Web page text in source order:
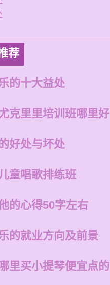
荐
的十大益处
克里里培训班哪里好
好处与坏处
童唱歌排练班
的心得50字左右
的就业方向及前景
里买小提琴便宜点的